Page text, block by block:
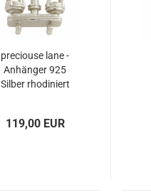
preciouse lane -
Anhänger 925
Silber rhodiniert
119,00 EUR